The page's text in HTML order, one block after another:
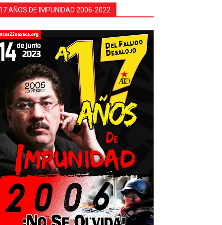
17 AÑOS DE IMPUNIDAD 2006-2022